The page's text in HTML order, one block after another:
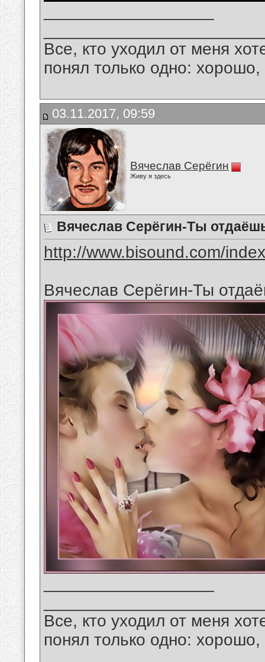
Все, кто уходил от меня
понял только одно:
03.11.2017, 09:59
Вячеслав Серёгин
Живу я здесь
Вячеслав Серёгин-Ты
http://www.bisound.com/
Вячеслав Серёгин-Ты
Все, кто уходил от меня
понял только одно: